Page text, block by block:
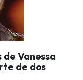
de Vanessa
de dos